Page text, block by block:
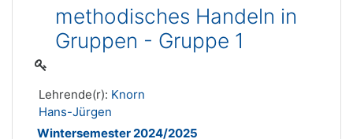
methodisches Handeln in
Gruppen - Gruppe 1
Lehrende(r): Knorn
Hans-Jürgen
Wintersemester 2024/2025